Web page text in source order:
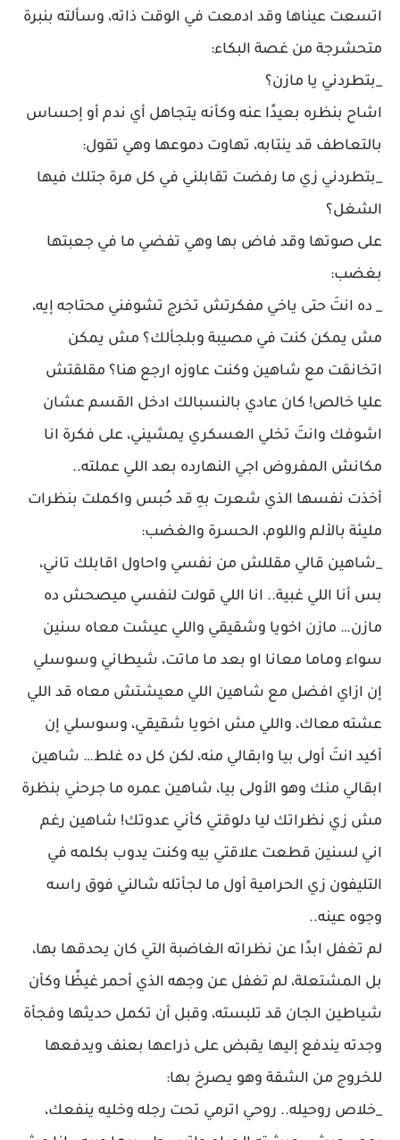
اتسعت عيناها وقد ادمعت في الوقت ذاته، وسألته بنبرة
متحشرجة من غصة البكاء:
_بتطردني يا مازن؟
اشاح بنظره بعيدًا عنه وكأنه يتجاهل أي ندم أو إحساس
بالتعاطف قد ينتابه، تهاوت دموعها وهي تقول:
_بتطردني زي ما رفضت تقابلني في كل مرة جتلك فيها
الشغل؟
على صوتها وقد فاض بها وهي تفضي ما في جعبتها
بغضب:
_ ده انتَ حتى ياخي مفكرتش تخرج تشوفني محتاجه إيه،
مش يمكن كنت في مصيبة وبلجألك؟ مش يمكن
اتخانقت مع شاهين وكنت عاوزه ارجع هنا؟ مقلقتش
عليا خالص! كان عادي بالنسبالك ادخل القسم عشان
اشوفك وانتَ تخلي العسكري يمشيني، على فكرة انا
مكانش المفروض اجي النهارده بعد اللي عملته..
أخذت نفسها الذي شعرت بهِ قد حُبس واكملت بنظرات
مليئة بالألم واللوم، الحسرة والغضب:
_شاهين قالي مقللش من نفسي واحاول اقابلك تاني،
بس أنا اللي غبية.. انا اللي قولت لنفسي ميصحش ده
مازن… مازن اخويا وشقيقي واللي عيشت معاه سنين
سواء وماما معانا او بعد ما ماتت، شيطاني وسوسلي
إن ازاي افضل مع شاهين اللي معيشتش معاه قد اللي
عشته معاك، واللي مش اخويا شقيقي، وسوسلي إن
أكيد انتَ أولى بيا وابقالي منه، لكن كل ده غلط… شاهين
ابقالي منك وهو الأولى بيا، شاهين عمره ما جرحني بنظرة
مش زي نظراتك ليا دلوقتي كأني عدوتك! شاهين رغم
اني لسنين قطعت علاقتي بيه وكنت يدوب بكلمه في
التليفون زي الحرامية أول ما لجأتله شالني فوق راسه
وجوه عينه..
لم تغفل ابدًا عن نظراته الغاضبة التي كان يحدقها بها،
بل المشتعلة، لم تغفل عن وجهه الذي أحمر غيظًا وكأن
شياطين الجان قد تلبسته، وقبل أن تكمل حديثها وفجأة
وجدته يندفع إليها يقبض على ذراعها بعنف ويدفعها
للخروج من الشقة وهو يصرخ بها:
_خلاص روحيله.. روحي اترمي تحت رجله وخليه ينفعك،